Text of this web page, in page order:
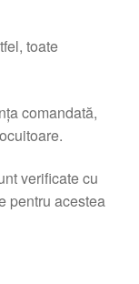
toate
comandată,
verificate cu
pentru acestea